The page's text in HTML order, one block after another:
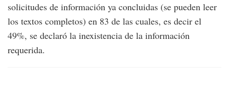
solicitudes de información ya concluidas (se pueden leer
los textos completos) en 83 de las cuales, es decir el
49%, se declaró la inexistencia de la información
requerida.